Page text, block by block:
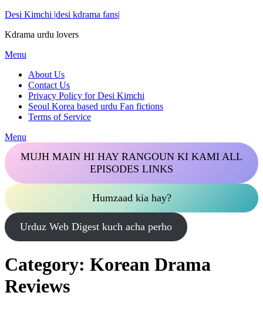
Skip
content
Desi Kimchi |desi kdrama fans|
Kdrama urdu lovers
Menu
About Us
Contact Us
Privacy Policy for Desi Kimchi
Seoul Korea based urdu Fan fictions
Terms of Service
Menu
MUJH MAIN HI HAY RANGOUN KI KAMI ALL
EPISODES LINKS
Humzaad kia hay?
Urduz Web Digest kuch acha perho
Category: Korean Drama
Reviews